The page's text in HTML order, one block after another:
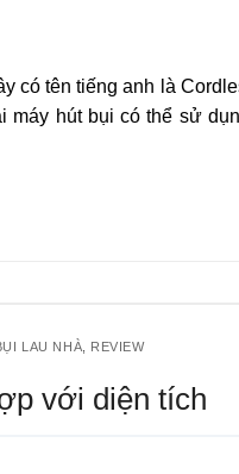
có tên tiếng anh là
hút bụi có thể sử
LAU NHÀ REVIEW
với diện tích